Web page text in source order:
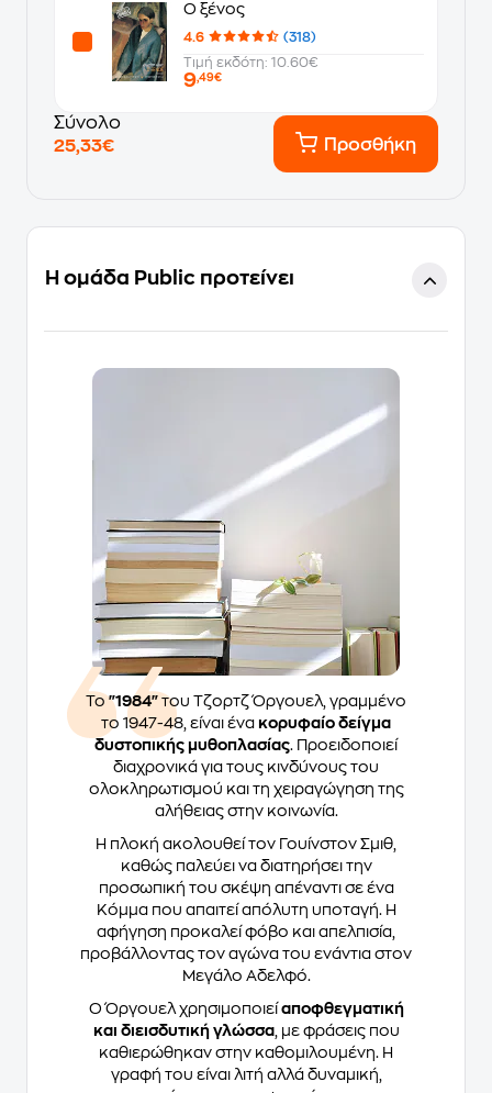
Ο ξένος
4.6
(318)
Τιμή εκδότη: 10.60€
9,49€
Σύνολο
25,33€
Προσθήκη
Η ομάδα Public προτείνει
Το"1984" του Τζορτζ Όργουελ, γραμμένο
το 1947-48, είναι ένα κορυφαίο δείγμα
δυστοπικής μυθοπλασίας. Προειδοποιεί
διαχρονικά για τους κινδύνους του
ολοκληρωτισμού και τη χειραγώγηση της
αλήθειας στην κοινωνία.
Η πλοκή ακολουθεί τον Γουίνστον Σμιθ,
καθώς παλεύει να διατηρήσει την
προσωπική του σκέψη απέναντι σε ένα
Κόμμα που απαιτεί απόλυτη υποταγή. Η
αφήγηση προκαλεί φόβο και απελπισία,
προβάλλοντας τον αγώνα του ενάντια στον
Μεγάλο Αδελφό.
Ο Όργουελ χρησιμοποιεί αποφθεγματική
και διεισδυτική γλώσσα, με φράσεις που
καθιερώθηκαν στην καθομιλουμένη. Η
γραφή του είναι λιτή αλλά δυναμική,